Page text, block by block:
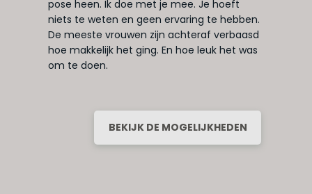
pose heen. Ik doe met je mee. Je hoeft
niets te weten en geen ervaring te hebben.
De meeste vrouwen zijn achteraf verbaasd
hoe makkelijk het ging. En hoe leuk het was
om te doen.
BEKIJK DE MOGELIJKHEDEN